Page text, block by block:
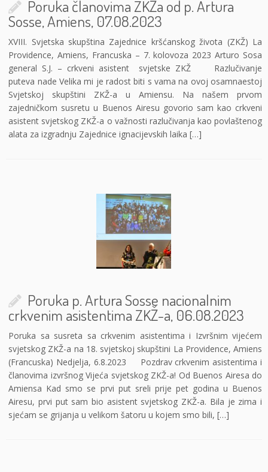
Poruka članovima ZKŽa od p. Artura
Sosse, Amiens, 07.08.2023
XVIII. Svjetska skupština Zajednice kršćanskog života (ZKŽ) La
Providence, Amiens, Francuska – 7. kolovoza 2023 Arturo Sosa
general S.J. – crkveni asistent svjetske ZKŽ Razlučivanje
puteva nade Velika mi je radost biti s vama na ovoj osamnaestoj
Svjetskoj skupštini ZKŽ-a u Amiensu. Na našem prvom
zajedničkom susretu u Buenos Airesu govorio sam kao crkveni
asistent svjetskog ZKŽ-a o važnosti razlučivanja kao povlaštenog
alata za izgradnju Zajednice ignacijevskih laika […]
Poruka p. Artura Sosse nacionalnim
crkvenim asistentima ZKŽ-a, 06.08.2023
Poruka sa susreta sa crkvenim asistentima i Izvršnim vijećem
svjetskog ZKŽ-a na 18. svjetskoj skupštini La Providence, Amiens
(Francuska) Nedjelja, 6.8.2023 Pozdrav crkvenim asistentima i
članovima izvršnog Vijeća svjetskog ZKŽ-a! Od Buenos Airesa do
Amiensa Kad smo se prvi put sreli prije pet godina u Buenos
Airesu, prvi put sam bio asistent svjetskog ZKŽ-a. Bila je zima i
sjećam se grijanja u velikom šatoru u kojem smo bili, […]